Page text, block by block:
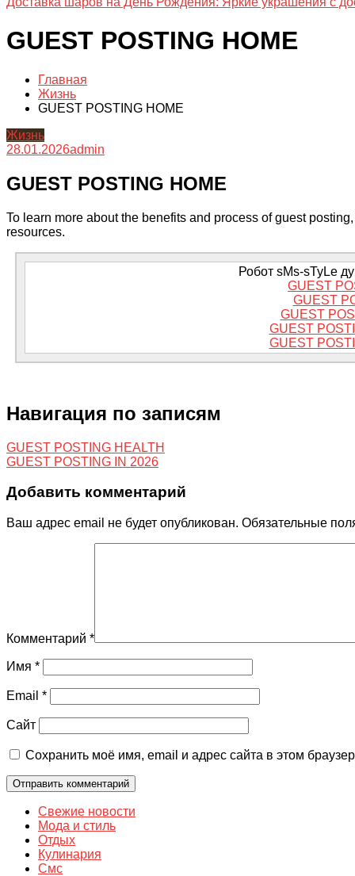
GUEST POSTING HOME
Главная
Жизнь
GUEST POSTING HOME
Жизнь
28.01.2026admin
GUEST POSTING HOME
To learn more about the benefits and process of guest
resources.
Робот sMs-sTyLe
GUEST
GUEST
GUEST
GUEST
GUEST
Навигация по записям
GUEST POSTING HEALTH
GUEST POSTING IN 2026
Добавить комментарий
Ваш адрес email не будет опубликован. Обязательные
Комментарий *
Имя *
Email *
Сайт
Сохранить моё имя, email и адрес сайта в этом
Свежие новости
Мода и стиль
Отдых
Кулинария
Смс